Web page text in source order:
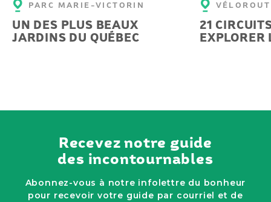
PARC MARIE-VICTORIN
UN DES PLUS BEAUX
JARDINS DU QUÉBEC
21
EXPLORER
Recevez notre guide
des incontournables
Abonnez-vous à notre infolettre du bonheur
pour recevoir votre guide par courriel et de